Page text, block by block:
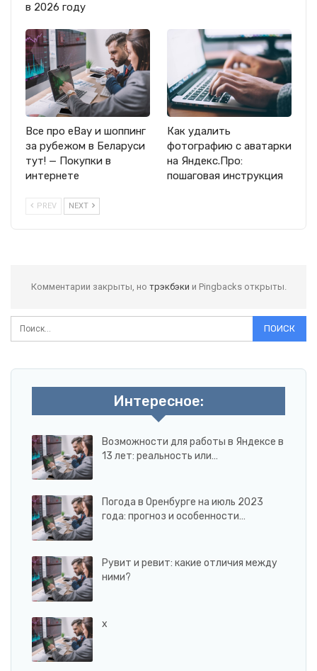
в 2026 году
Все про eBay и шоппинг
за рубежом в Беларуси
тут! — Покупки в
интернете
Как удалить
фотографию с аватарки
на Яндекс.Про:
пошаговая инструкция
PREV NEXT
Комментарии закрыты, но трэкбэки и Pingbacks открыты.
Интересное:
Возможности для работы в Яндексе в
13 лет: реальность или…
Погода в Оренбурге на июль 2023
года: прогноз и особенности…
Рувит и ревит: какие отличия между
ними?
x